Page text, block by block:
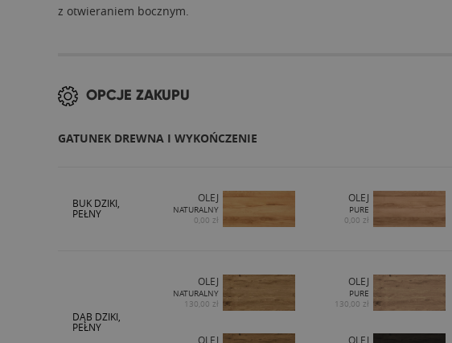
z otwieraniem bocznym.
OPCJE ZAKUPU
GATUNEK DREWNA I WYKOŃCZENIE
BUK DZIKI,
PEŁNY
OLEJ
NATURALNY
0,00 zł
OLEJ
PURE
0,00 zł
DĄB DZIKI,
PEŁNY
OLEJ
NATURALNY
130,00 zł
OLEJ
PURE
130,00 zł
OLEJ OLEJ